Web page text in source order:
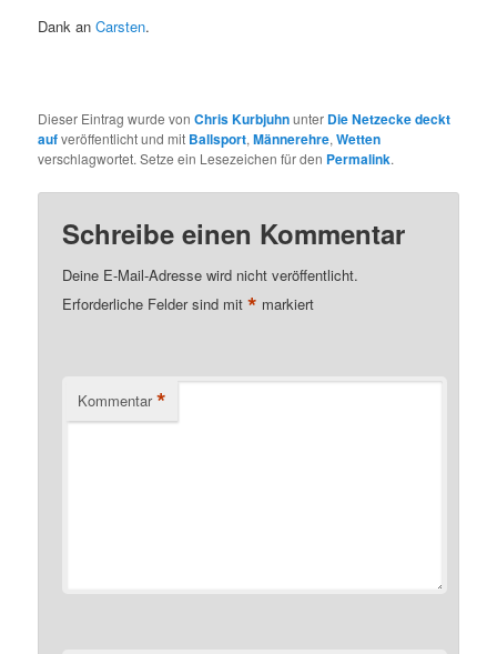
Dank anCarsten.
Dieser Eintrag wurde vonChris Kurbjuhnunter Die Netzecke deckt
aufveröffentlicht und mit Ballsport,Männerehre,Wetten
verschlagwortet. Setze ein Lesezeichen für den Permalink.
Schreibe einen Kommentar
Deine E-Mail-Adresse wird nicht veröffentlicht.
Erforderliche Felder sind mit* markiert
Kommentar *